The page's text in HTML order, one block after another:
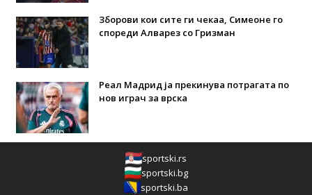
Зборови кои сите ги чекаа, Симеоне го
спореди Алварез со Гризман
Реал Мадрид ја прекинува потрагата по
нов играч за врска
sportski.rs
sportski.bg
sportski.ba